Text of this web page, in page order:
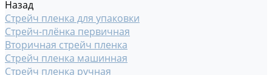
Назад
Стрейч пленка для упаковки
Стрейч-плёнка первичная
Вторичная стрейч пленка
Стрейч пленка машинная
Стрейч пленка ручная